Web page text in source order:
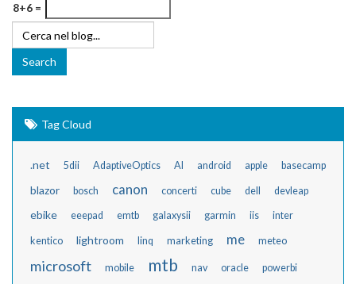
8+6 =
Tag Cloud
.net 5dii AdaptiveOptics AI android apple basecamp
blazor bosch canon concerti cube dell devleap
ebike eeepad emtb galaxysii garmin iis inter
kentico lightroom linq marketing me meteo
microsoft mobile mtb nav oracle powerbi